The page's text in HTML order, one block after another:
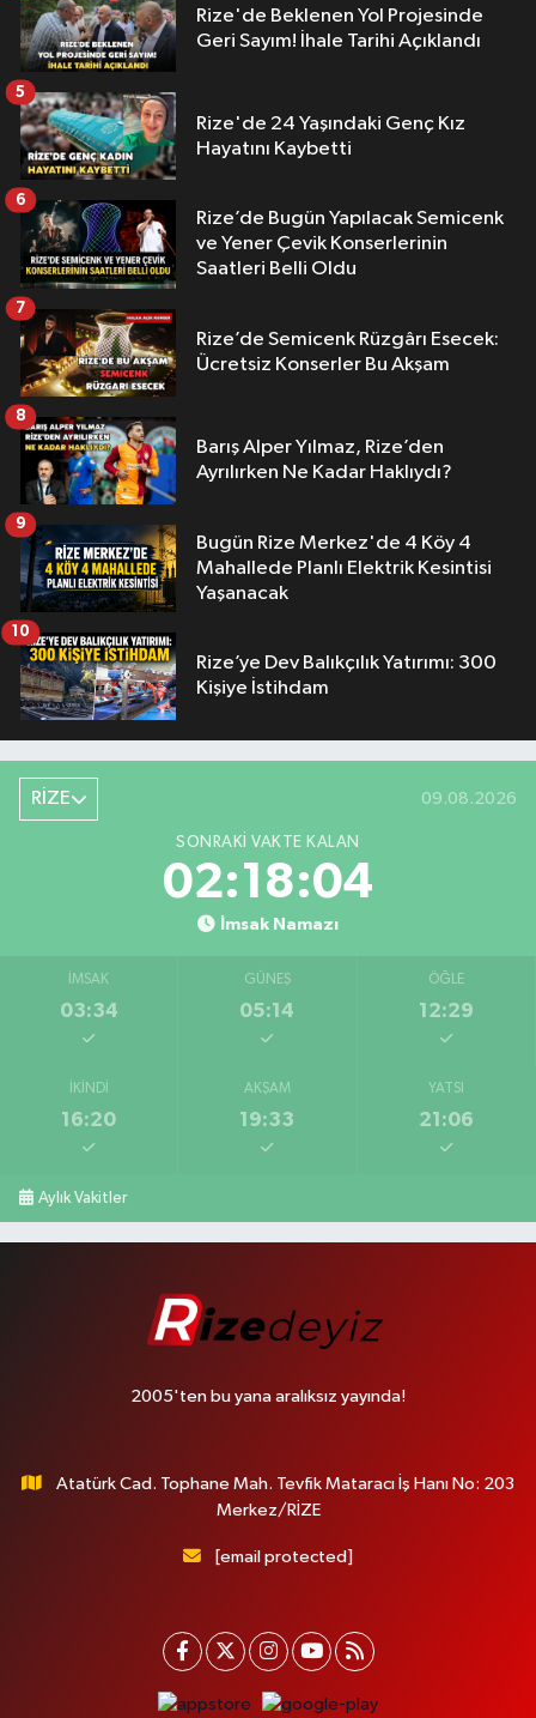
Rize'de Beklenen Yol Projesinde
Geri Sayım! İhale Tarihi Açıklandı
Rize'de 24 Yaşındaki Genç Kız
Hayatını Kaybetti
5
Rize’de Bugün Yapılacak Semicenk
ve Yener Çevik Konserlerinin
Saatleri Belli Oldu
6
Rize’de Semicenk Rüzgârı Esecek:
Ücretsiz Konserler Bu Akşam
7
Barış Alper Yılmaz, Rize’den
Ayrılırken Ne Kadar Haklıydı?
8
Bugün Rize Merkez'de 4 Köy 4
Mahallede Planlı Elektrik Kesintisi
Yaşanacak
9
Rize’ye Dev Balıkçılık Yatırımı: 300
Kişiye İstihdam
10
RİZE 09.08.2026
SONRAKI VAKTE KALAN
02:18:04
İmsak Namazı
İMSAK
03:34
GÜNEŞ
05:14
ÖĞLE
12:29
İKINDI
16:20
AKŞAM
19:33
YATSI
21:06
Aylık Vakitler
2005'ten bu yana aralıksız yayında!
Atatürk Cad. Tophane Mah. Tevfik Mataracı İş Hanı No: 203
Merkez/RİZE
[email protected]